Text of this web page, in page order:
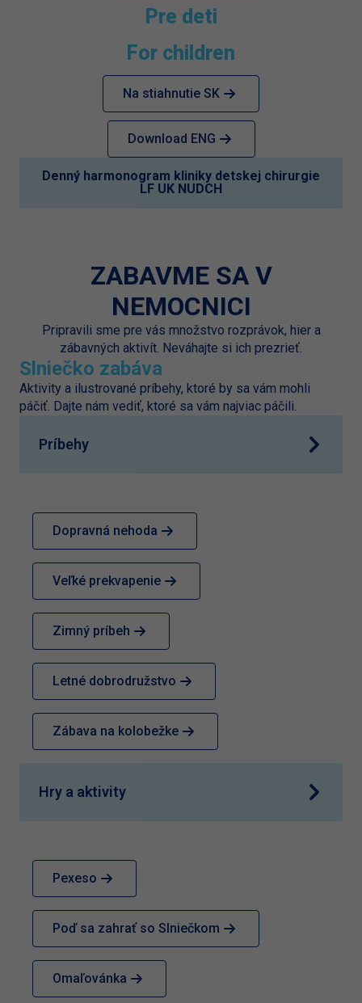
Pre deti
For children
Na stiahnutie SK
Download ENG
Denný harmonogram kliniky detskej chirurgie
LF UK NUDCH
ZABAVME SA V
NEMOCNICI
Pripravili sme pre vás množstvo rozprávok, hier a
zábavných aktivít. Neváhajte si ich prezrieť.
Slniečko zabáva
Aktivity a ilustrované príbehy, ktoré by sa vám mohli
páčiť. Dajte nám vediť, ktoré sa vám najviac páčili.
Príbehy
Dopravná nehoda
Veľké prekvapenie
Zimný príbeh
Letné dobrodružstvo
Zábava na kolobežke
Hry a aktivity
Pexeso
Poď sa zahrať so Slniečkom
Omaľovánka